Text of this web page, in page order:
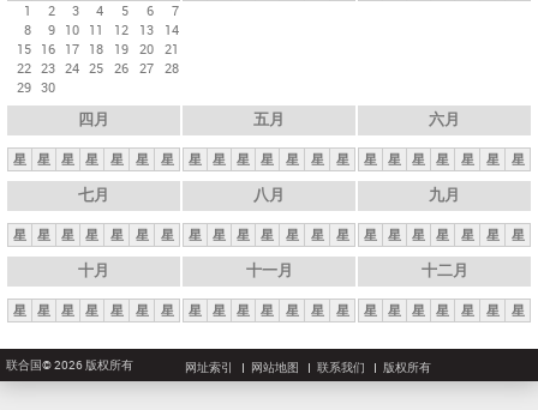
1
2 3 4 5 6
7
8
9 10 11 12 13
14
15 16 17 18 19 20 21
22 23 24 25 26 27 28
29 30
四月
星 星 星 星 星 星 星
五月
星 星 星 星 星 星 星
六月
星 星 星 星 星 星 星
七月
星 星 星 星 星 星 星
八月
星 星 星 星 星 星 星
九月
星 星 星 星 星 星 星
十月
星 星 星 星 星 星 星
十一月
星 星 星 星 星 星 星
十二月
星 星 星 星 星 星 星
联合国© 2026 版权所有 网址索引 网站地图 联系我们 版权所有